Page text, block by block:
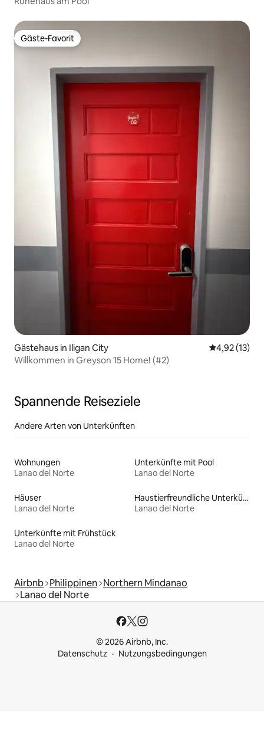
Gäste-Favorit
Gäste-Favorit
Gästehaus in Iligan City
4,92 (13)
Willkommen in Greyson 15 Home! (#2)
Spannende Reiseziele
Andere Arten von Unterkünften
Wohnungen
Lanao del Norte
Unterkünfte mit Pool
Lanao del Norte
Häuser
Lanao del Norte
Haustierfreundliche Unterkünfte
Lanao del Norte
Unterkünfte mit Frühstück
Lanao del Norte
Airbnb Philippinen Northern Mindanao
Lanao del Norte
© 2026 Airbnb, Inc.
Datenschutz
Nutzungsbedingungen